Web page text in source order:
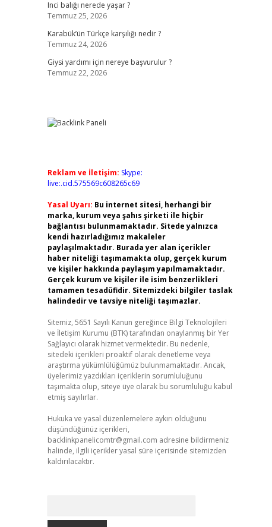
Inci balığı nerede yaşar ?
Temmuz 25, 2026
Karabük’ün Türkçe karşılığı nedir ?
Temmuz 24, 2026
Giysi yardımı için nereye başvurulur ?
Temmuz 22, 2026
Reklam ve İletişim: Skype:
live:.cid.575569c608265c69
Yasal Uyarı: Bu internet sitesi, herhangi bir
marka, kurum veya şahıs şirketi ile hiçbir
bağlantısı bulunmamaktadır. Sitede yalnızca
kendi hazırladığımız makaleler
paylaşılmaktadır. Burada yer alan içerikler
haber niteliği taşımamakta olup, gerçek kurum
ve kişiler hakkında paylaşım yapılmamaktadır.
Gerçek kurum ve kişiler ile isim benzerlikleri
tamamen tesadüfidir. Sitemizdeki bilgiler taslak
halindedir ve tavsiye niteliği taşımazlar.
Sitemiz, 5651 Sayılı Kanun gereğince Bilgi Teknolojileri
ve İletişim Kurumu (BTK) tarafından onaylanmış bir Yer
Sağlayıcı olarak hizmet vermektedir. Bu nedenle,
sitedeki içerikleri proaktif olarak denetleme veya
araştırma yükümlülüğümüz bulunmamaktadır. Ancak,
üyelerimiz yazdıkları içeriklerin sorumluluğunu
taşımakta olup, siteye üye olarak bu sorumluluğu kabul
etmiş sayılırlar.
Hukuka ve yasal düzenlemelere aykırı olduğunu
düşündüğünüz içerikleri,
backlinkpanelicomtr@gmail.com adresine bildirmeniz
halinde, ilgili içerikler yasal süre içerisinde sitemizden
kaldırılacaktır.